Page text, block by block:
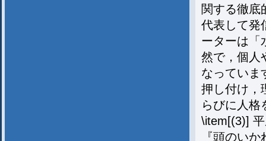
関する徹底
代表して発
ーターは「
然で，個人
なっていま
押し付け，
らびに人格
\item[(3)]
『頭のい